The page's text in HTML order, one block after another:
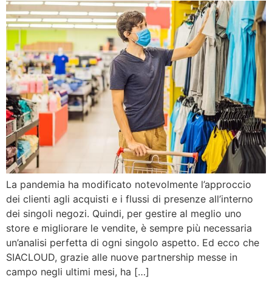
La pandemia ha modificato notevolmente l’approccio
dei clienti agli acquisti e i flussi di presenze all’interno
dei singoli negozi. Quindi, per gestire al meglio uno
store e migliorare le vendite, è sempre più necessaria
un’analisi perfetta di ogni singolo aspetto. Ed ecco che
SIACLOUD, grazie alle nuove partnership messe in
campo negli ultimi mesi, ha […]